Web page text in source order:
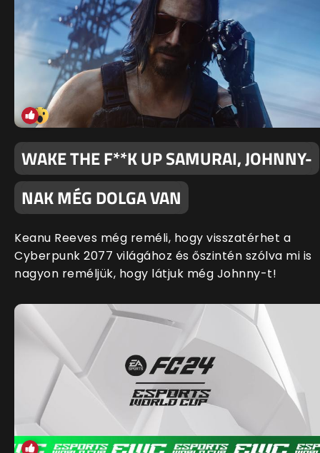
WAKE THE F**K UP SAMURAI, JOHNNY-
NAK MÉG DOLGA VAN
Keanu Reeves még reméli, hogy visszatérhet a
Cyberpunk 2077 világához és őszintén szólva mi is
nagyon reméljük, hogy látjuk még Johnny-t!